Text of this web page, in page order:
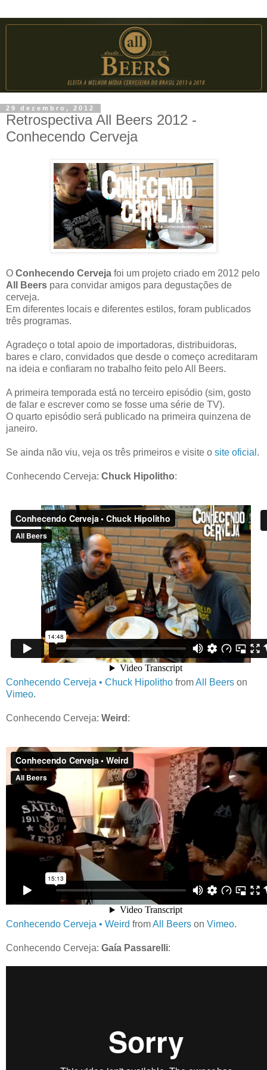
29 dezembro, 2012
Retrospectiva All Beers 2012 -
Conhecendo Cerveja
O Conhecendo Cerveja foi um projeto criado em 2012 pelo
All Beers para convidar amigos para degustações de
cerveja.
Em diferentes locais e diferentes estilos, foram publicados
três programas.
Agradeço o total apoio de importadoras, distribuidoras,
bares e claro, convidados que desde o começo acreditaram
na ideia e confiaram no trabalho feito pelo All Beers.
A primeira temporada está no terceiro episódio (sim, gosto
de falar e escrever como se fosse uma série de TV).
O quarto episódio será publicado na primeira quinzena de
janeiro.
Se ainda não viu, veja os três primeiros e visite o site oficial .
Conhecendo Cerveja: Chuck Hipolitho:
Conhecendo Cerveja • Chuck Hipolitho fromAll Beers on
Vimeo.
Conhecendo Cerveja: Weird :
Conhecendo Cerveja • Weird fromAll Beers on Vimeo.
Conhecendo Cerveja: Gaía Passarelli: